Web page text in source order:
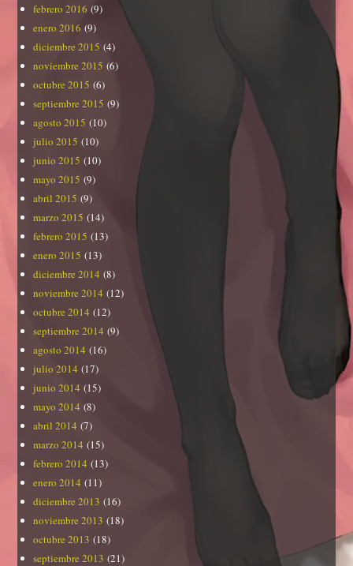
febrero 2016 (9)
enero 2016 (9)
diciembre 2015 (4)
noviembre 2015 (6)
octubre 2015 (6)
septiembre 2015 (9)
agosto 2015 (10)
julio 2015 (10)
junio 2015 (10)
mayo 2015 (9)
abril 2015 (9)
marzo 2015 (14)
febrero 2015 (13)
enero 2015 (13)
diciembre 2014 (8)
noviembre 2014 (12)
octubre 2014 (12)
septiembre 2014 (9)
agosto 2014 (16)
julio 2014 (17)
junio 2014 (15)
mayo 2014 (8)
abril 2014 (7)
marzo 2014 (15)
febrero 2014 (13)
enero 2014 (11)
diciembre 2013 (16)
noviembre 2013 (18)
octubre 2013 (18)
septiembre 2013 (21)